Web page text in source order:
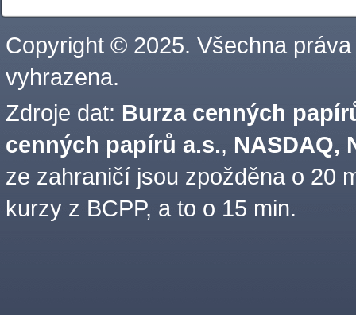
Copyright © 2025. Všechna práva
vyhrazena.
Zdroje dat: Burza cenných
cenných papírů a.s., NASDAQ,
ze zahraničí jsou zpožděna o 20
kurzy z BCPP, a to o 15 min.